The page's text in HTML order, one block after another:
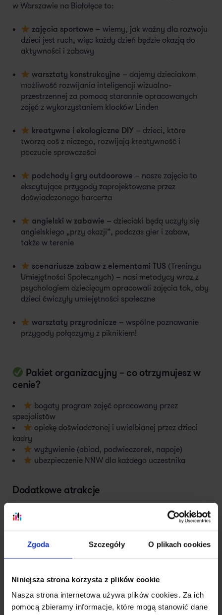
Zgoda Szczegóły O plikach cookies
Niniejsza strona korzysta z plików cookie
Nasza strona internetowa używa plików cookies. Za ich
pomocą zbieramy informacje, które mogą stanowić dane
w Warszawie na Białołęce to:
zajęcia sportowe – wiemy, jak ważny dla rozwoju
dzieci jest ruch, więc każdy dzień będzie okazją do
aktywności i zabawy
warsztaty konstrukcyjne – dajemy dzieciakom
możliwość rozwijania inteligencji wizualno-
przestrzennej za pomocą starannie opracowanych
zajęć z wykorzystaniem klocków Linden
kreatywne i ekologiczne DIY – dzieci, które
tworzą coś z niczego, rozwijają kreatywność i
poczucie sprawczości
podchody i gry outdoorowe – nasze zajęcia to
ekscytujące przygody zaprojektowane przez
doświadczonego harcerza
angielski w zabawie – dzieciaki będą uczyły się
angielskiego „przy okazji”, podczas gier i zabaw,
także w terenie
scenariusze zabaw z elementami TUS (Treningu
Umiejętności Społecznych) – nasi metodycy wraz z
psychologiem dziecięcym opracowali zajęcia tak, aby
dzieci ćwiczyły umiejętności społeczne
warsztaty przyrodnicze – wspólne poznawanie
przygody połączymy z piknikiem!
Pakiet organizacyjny – co otrzymujesz w
cenie?
bogaty program zajęć opracowany przez
specjalistów
opiekę doświadczonej i uwielbianej przez dzieci
kadry
wyżywienie (obiad, podwieczorek, napoje)
ubezpieczenie NNW dla każdego uczestnika
Dodatkowe atrakcje
zajęcia florystyczne
wycieczka do ZOO z warsztatami w ptaszarni
ogniskiem i kiełbaskami
Cena półkolonii Białołęka Strumykowa |